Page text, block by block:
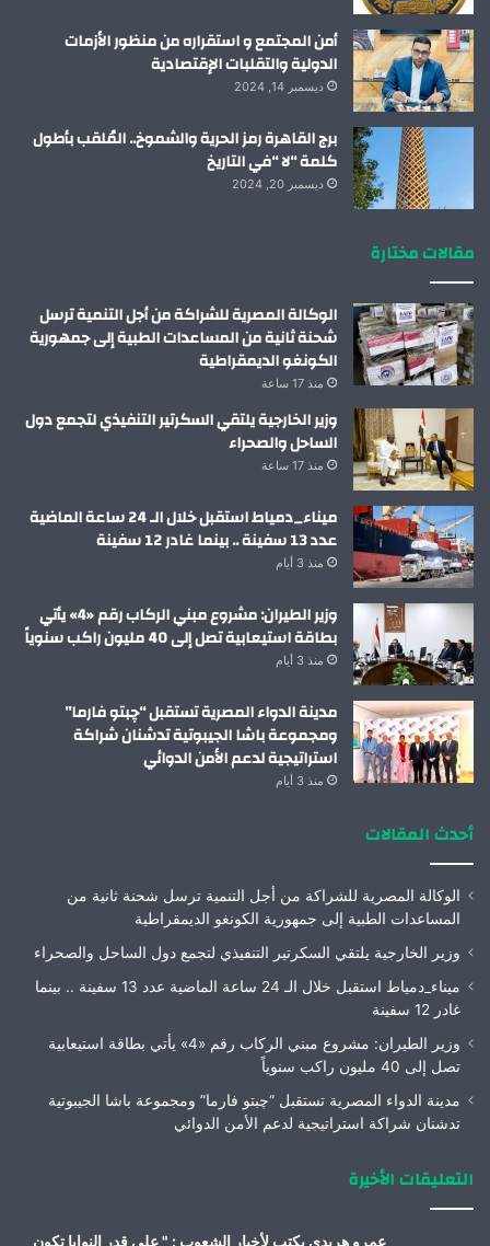
أمن المجتمع و استقراره من منظور الأزمات
الدولية والتقلبات الإقتصادية
ديسمبر 14, 2024
برج القاهرة رمز الحرية والشموخ.. المُلقب بأطول
كلمة “لا “في التاريخ
ديسمبر 20, 2024
مقالات مختارة
الوكالة المصرية للشراكة من أجل التنمية ترسل
شحنة ثانية من المساعدات الطبية إلى جمهورية
الكونغو الديمقراطية
منذ 17 ساعة
وزير الخارجية يلتقي السكرتير التنفيذي لتجمع دول
الساحل والصحراء
منذ 17 ساعة
ميناء_دمياط استقبل خلال الـ 24 ساعة الماضية
عدد 13 سفينة .. بينما غادر 12 سفينة
منذ 3 أيام
وزير الطيران: مشروع مبني الركاب رقم «4» يأتي
بطاقة استيعابية تصل إلى 40 مليون راكب سنوياً
منذ 3 أيام
مدينة الدواء المصرية تستقبل “چبتو فارما”
ومجموعة باشا الجيبوتية تدشنان شراكة
استراتيجية لدعم الأمن الدوائي
منذ 3 أيام
أحدث المقالات
الوكالة المصرية للشراكة من أجل التنمية ترسل شحنة ثانية من
المساعدات الطبية إلى جمهورية الكونغو الديمقراطية
وزير الخارجية يلتقي السكرتير التنفيذي لتجمع دول الساحل والصحراء
ميناء_دمياط استقبل خلال الـ 24 ساعة الماضية عدد 13 سفينة .. بينما
غادر 12 سفينة
وزير الطيران: مشروع مبني الركاب رقم «4» يأتي بطاقة استيعابية
تصل إلى 40 مليون راكب سنوياً
مدينة الدواء المصرية تستقبل “چبتو فارما” ومجموعة باشا الجيبوتية
تدشنان شراكة استراتيجية لدعم الأمن الدوائي
التعليقات الأخيرة
عمرو هريدى يكتب لأخبار الشعوب : " على قدر النوايا تكون